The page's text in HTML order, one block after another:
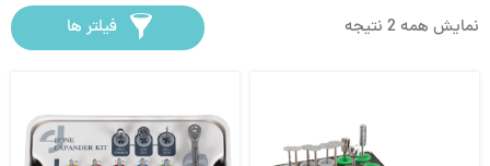
نمایش همه 2 نتیجه فیلتر ها